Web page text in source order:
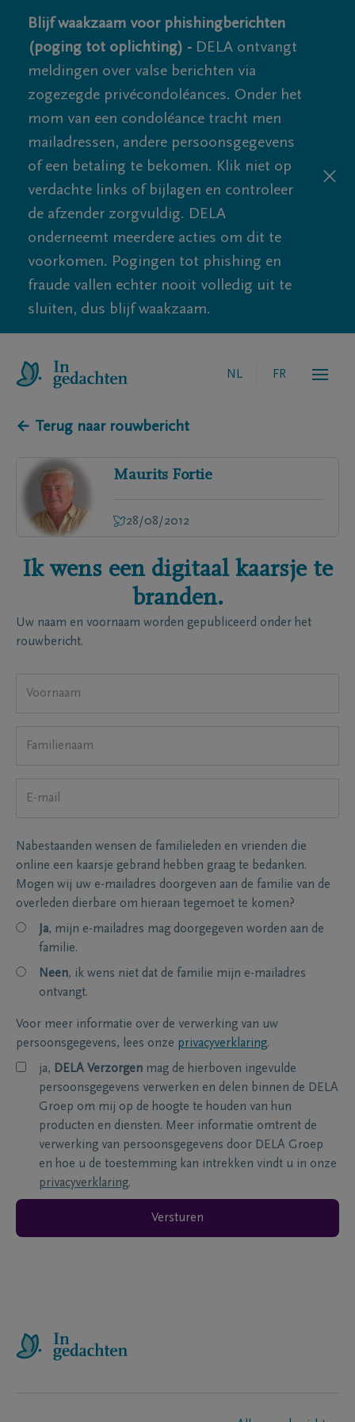
Blijf waakzaam voor phishingberichten
(poging tot oplichting) - DELA ontvangt
meldingen over valse berichten via
zogezegde privécondoléances. Onder het
mom van een condoléance tracht men
mailadressen, andere persoonsgegevens
of een betaling te bekomen. Klik niet op
verdachte links of bijlagen en controleer
de afzender zorgvuldig. DELA
onderneemt meerdere acties om dit te
voorkomen. Pogingen tot phishing en
fraude vallen echter nooit volledig uit te
sluiten, dus blijf waakzaam.
NL FR
← Terug naar rouwbericht
Maurits Fortie
28/08/2012
Ik wens een digitaal kaarsje te
branden.
Uw naam en voornaam worden gepubliceerd onder het
rouwbericht.
Nabestaanden wensen de familieleden en vrienden die
online een kaarsje gebrand hebben graag te bedanken.
Mogen wij uw e-mailadres doorgeven aan de familie van de
overleden dierbare om hieraan tegemoet te komen?
Ja, mijn e-mailadres mag doorgegeven worden aan de
familie.
Neen, ik wens niet dat de familie mijn e-mailadres
ontvangt.
Voor meer informatie over de verwerking van uw
persoonsgegevens, lees onze privacyverklaring.
ja, DELA Verzorgen mag de hierboven ingevulde
persoonsgegevens verwerken en delen binnen de DELA
Groep om mij op de hoogte te houden van hun
producten en diensten. Meer informatie omtrent de
verwerking van persoonsgegevens door DELA Groep
en hoe u de toestemming kan intrekken vindt u in onze
privacyverklaring.
Versturen